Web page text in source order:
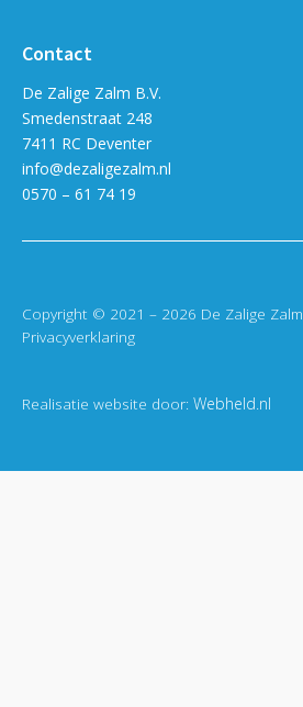
Contact
De Zalige Zalm B.V.
Smedenstraat 248
7411 RC Deventer
info@dezaligezalm.nl
0570 – 61 74 19
Copyright © 2021 – 2026 De Zalige Zalm
Privacyverklaring
Realisatie website door: Webheld.nl